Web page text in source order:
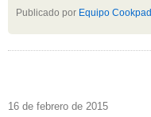
Publicado por Equipo Cookpad
16 de febrero de 2015